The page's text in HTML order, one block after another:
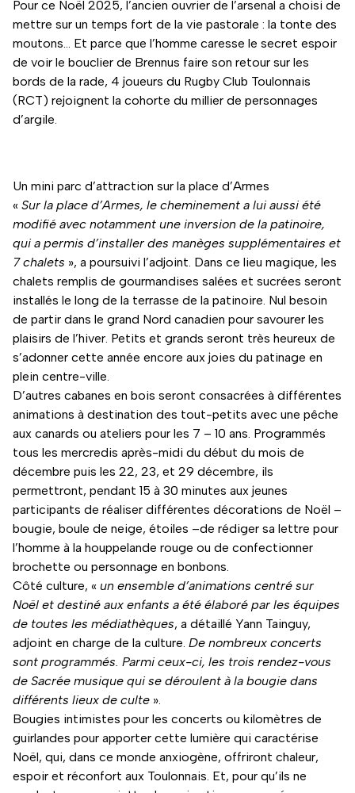
Pour ce Noël 2025, l’ancien ouvrier de l’arsenal a choisi de
mettre sur un temps fort de la vie pastorale : la tonte des
moutons… Et parce que l’homme caresse le secret espoir
de voir le bouclier de Brennus faire son retour sur les
bords de la rade, 4 joueurs du Rugby Club Toulonnais
(RCT) rejoignent la cohorte du millier de personnages
d’argile.
Un mini parc d’attraction sur la place d’Armes
« Sur la place d’Armes, le cheminement a lui aussi été
modifié avec notamment une inversion de la patinoire,
qui a permis d’installer des manèges supplémentaires et
7 chalets », a poursuivi l’adjoint. Dans ce lieu magique, les
chalets remplis de gourmandises salées et sucrées seront
installés le long de la terrasse de la patinoire. Nul besoin
de partir dans le grand Nord canadien pour savourer les
plaisirs de l’hiver. Petits et grands seront très heureux de
s’adonner cette année encore aux joies du patinage en
plein centre-ville.
D’autres cabanes en bois seront consacrées à différentes
animations à destination des tout-petits avec une pêche
aux canards ou ateliers pour les 7 – 10 ans. Programmés
tous les mercredis après-midi du début du mois de
décembre puis les 22, 23, et 29 décembre, ils
permettront, pendant 15 à 30 minutes aux jeunes
participants de réaliser différentes décorations de Noël –
bougie, boule de neige, étoiles –de rédiger sa lettre pour
l’homme à la houppelande rouge ou de confectionner
brochette ou personnage en bonbons.
Côté culture, « un ensemble d’animations centré sur
Noël et destiné aux enfants a été élaboré par les équipes
de toutes les médiathèques, a détaillé Yann Tainguy,
adjoint en charge de la culture. De nombreux concerts
sont programmés. Parmi ceux-ci, les trois rendez-vous
de Sacrée musique qui se déroulent à la bougie dans
différents lieux de culte ».
Bougies intimistes pour les concerts ou kilomètres de
guirlandes pour apporter cette lumière qui caractérise
Noël, qui, dans ce monde anxiogène, offriront chaleur,
espoir et réconfort aux Toulonnais. Et, pour qu’ils ne